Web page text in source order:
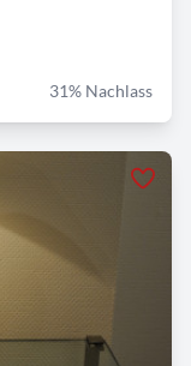
31% Nachlass